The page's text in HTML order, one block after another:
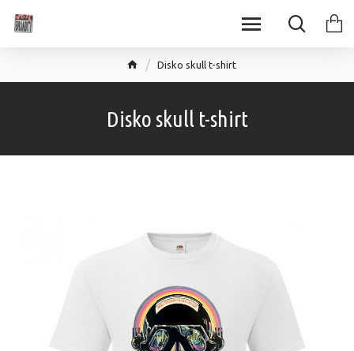
Disko skull t-shirt
Disko skull t-shirt